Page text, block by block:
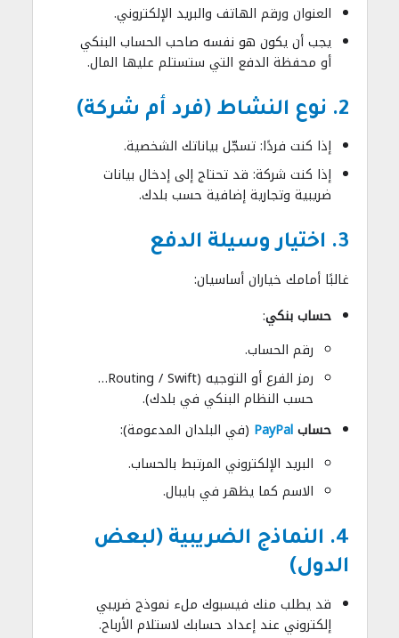
العنوان ورقم الهاتف والبريد الإلكتروني.
يجب أن يكون هو نفسه صاحب الحساب البنكي
أو محفظة الدفع التي ستستلم عليها المال.
2. نوع النشاط (فرد أم شركة)
إذا كنت فردًا: تسجّل بياناتك الشخصية.
إذا كنت شركة: قد تحتاج إلى إدخال بيانات
ضريبية وتجارية إضافية حسب بلدك.
3. اختيار وسيلة الدفع
غالبًا أمامك خياران أساسيان:
حساب بنكي:
رقم الحساب.
رمز الفرع أو التوجيه (Routing / Swift…
حسب النظام البنكي في بلدك).
حسابPayPal (في البلدان المدعومة):
البريد الإلكتروني المرتبط بالحساب.
الاسم كما يظهر في بايبال.
4. النماذج الضريبية (لبعض
الدول)
قد يطلب منك فيسبوك ملء نموذج ضريبي
إلكتروني عند إعداد حسابك لاستلام الأرباح.